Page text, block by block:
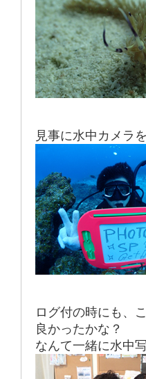
見事に水中カメラ
ログ付の時にも、
良かったかな？
なんて一緒に水中